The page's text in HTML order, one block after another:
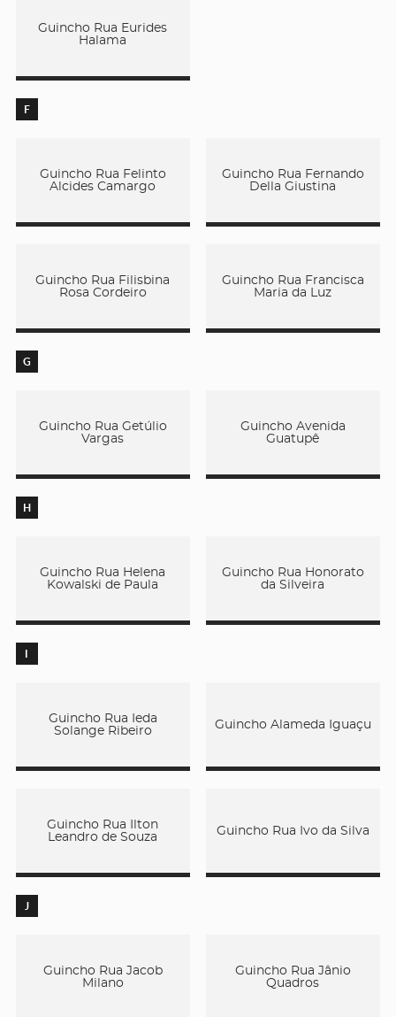
Guincho Rua Eurides
Halama
F
Guincho Rua Felinto
Alcides Camargo
Guincho Rua Fernando
Della Giustina
Guincho Rua Filisbina
Rosa Cordeiro
Guincho Rua Francisca
Maria da Luz
G
Guincho Rua Getúlio
Vargas
Guincho Avenida
Guatupê
H
Guincho Rua Helena
Kowalski de Paula
Guincho Rua Honorato
da Silveira
I
Guincho Rua Ieda
Solange Ribeiro
Guincho Alameda Iguaçu
Guincho Rua Ilton
Leandro de Souza
Guincho Rua Ivo da Silva
J
Guincho Rua Jacob
Milano
Guincho Rua Jânio
Quadros